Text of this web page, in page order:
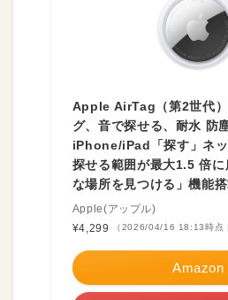
Apple AirTag（第2世代）
グ、音で探せる、耐水 防
iPhone/iPad「探す」ネッ
探せる範囲が最大1.5 倍
な場所を見つける」機能
Apple(アップル)
¥4,299
（2026/04/16 18:13時点
Amazon